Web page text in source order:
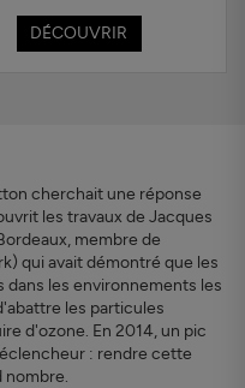
DÉCOUVRIR
cherchait une réponse
les travaux de Jacques
membre de
qui avait démontré que les
les environnements les
les particules
d'ozone. En 2014, un pic
: rendre cette
nombre.